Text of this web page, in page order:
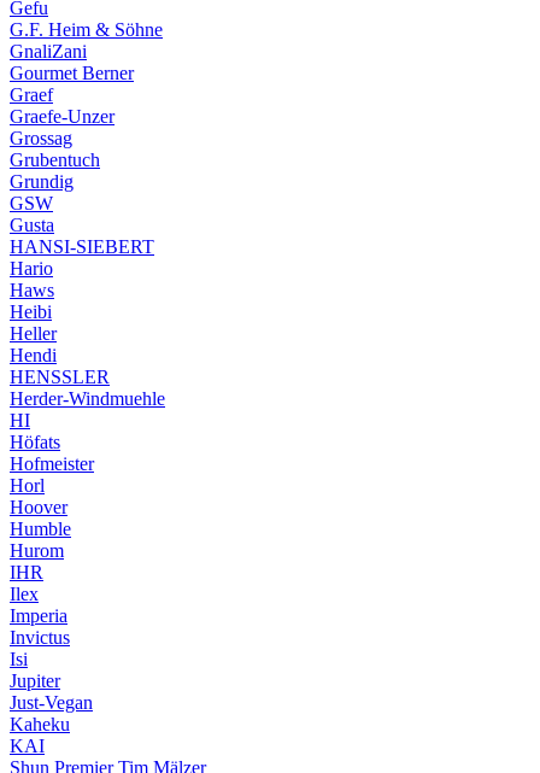
Gefu
G.F. Heim & Söhne
GnaliZani
Gourmet Berner
Graef
Graefe-Unzer
Grossag
Grubentuch
Grundig
GSW
Gusta
HANSI-SIEBERT
Hario
Haws
Heibi
Heller
Hendi
HENSSLER
Herder-Windmuehle
HI
Höfats
Hofmeister
Horl
Hoover
Humble
Hurom
IHR
Ilex
Imperia
Invictus
Isi
Jupiter
Just-Vegan
Kaheku
KAI
Shun Premier Tim Mälzer